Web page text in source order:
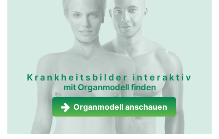
lymphgefässe
mann
Krankheitsbilder interaktiv
mit Organmodell finden
Organmodell anschauen